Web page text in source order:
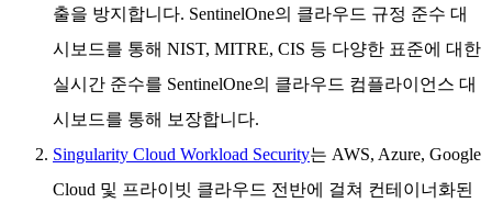
출을 방지합니다. SentinelOne의 클라우드 규정 준수 대
시보드를 통해 NIST, MITRE, CIS 등 다양한 표준에 대한
실시간 준수를 SentinelOne의 클라우드 컴플라이언스 대
시보드를 통해 보장합니다.
Singularity Cloud Workload Security는 AWS, Azure, Google
Cloud 및 프라이빗 클라우드 전반에 걸쳐 컨테이너화된